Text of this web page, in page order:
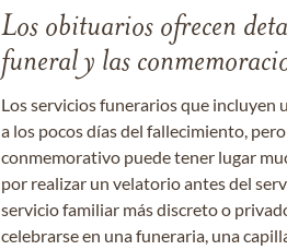
Los obituarios ofrecen
funeral y las
Los servicios funerarios que incluyen
a los pocos días del fallecimiento,
conmemorativo puede tener lugar
por realizar un velatorio antes del
servicio familiar más discreto o
celebrarse en una funeraria, una